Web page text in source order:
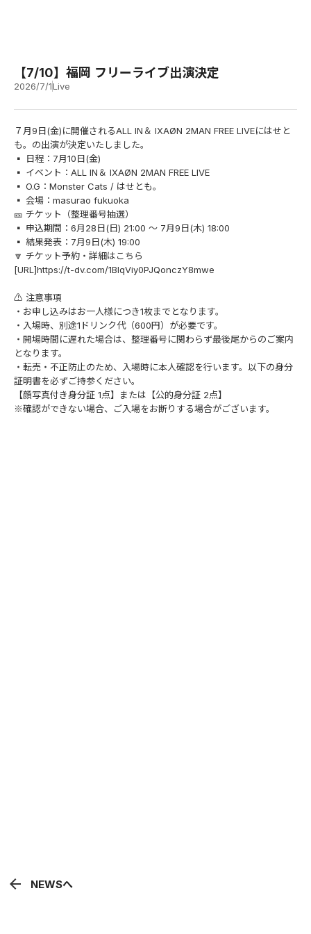
2026/7/1Live
【7/10】福岡 フリーライブ出演決定
７月9日(金)に開催されるALL IN＆ IXAØN 2MAN FREE LIVEにはせと
も。の出演が決定いたしました。
▪️ 日程：7月10日(金)
▪️ イベント：ALL IN＆ IXAØN 2MAN FREE LIVE
▪️ O.G：Monster Cats / はせとも。
▪️ 会場：masurao fukuoka
🎫 チケット（整理番号抽選）
▪️ 申込期間：6月28日(日) 21:00 ～ 7月9日(木) 18:00
▪️ 結果発表：7月9日(木) 19:00
🔽 チケット予約・詳細はこちら
[URL]https://t-dv.com/1BlqViy0PJQonczY8mwe
⚠️ 注意事項
・お申し込みはお一人様につき1枚までとなります。
・入場時、別途1ドリンク代（600円）が必要です。
・開場時間に遅れた場合は、整理番号に関わらず最後尾からのご案内
となります。
・転売・不正防止のため、入場時に本人確認を行います。以下の身分
証明書を必ずご持参ください。
【顔写真付き身分証 1点】または【公的身分証 2点】
※確認ができない場合、ご入場をお断りする場合がございます。
arrow_back NEWSへ